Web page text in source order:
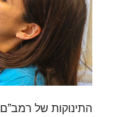
התינוקות של רמב”ם